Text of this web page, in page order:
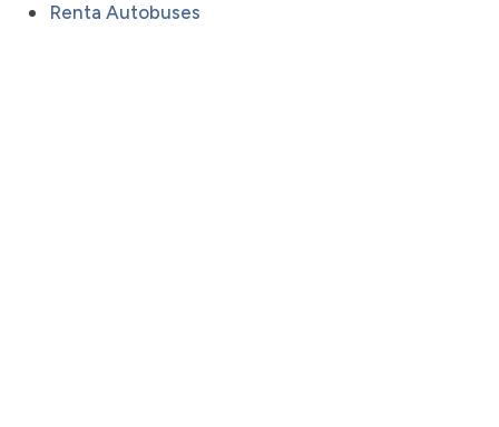
Renta Autobuses